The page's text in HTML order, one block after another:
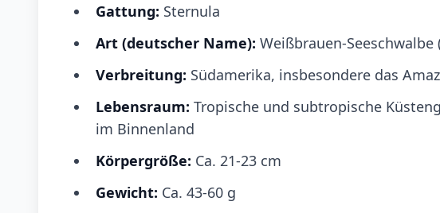
Gattung: Sternula
Art (deutscher Name): Weißbrauen-
Verbreitung: Südamerika, insbesondere das
Lebensraum: Tropische und subtropische
im Binnenland
Körpergröße: Ca. 21-23 cm
Gewicht: Ca. 43-60 g